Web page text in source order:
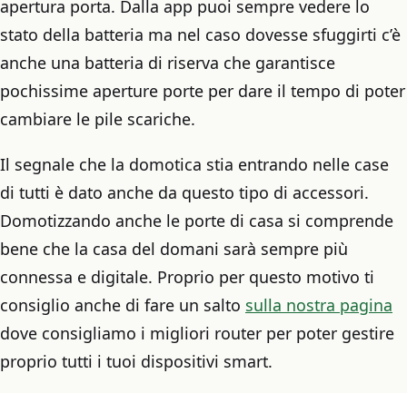
apertura porta. Dalla app puoi sempre vedere lo
stato della batteria ma nel caso dovesse sfuggirti c’è
anche una batteria di riserva che garantisce
pochissime aperture porte per dare il tempo di poter
cambiare le pile scariche.
Il segnale che la domotica stia entrando nelle case
di tutti è dato anche da questo tipo di accessori.
Domotizzando anche le porte di casa si comprende
bene che la casa del domani sarà sempre più
connessa e digitale. Proprio per questo motivo ti
consiglio anche di fare un salto sulla nostra pagina
dove consigliamo i migliori router per poter gestire
proprio tutti i tuoi dispositivi smart.